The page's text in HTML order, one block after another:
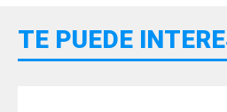
TE PUEDE